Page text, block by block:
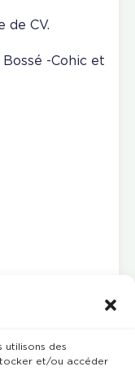
utilisons des
et/ou accéder
de CV.
-Cohic et